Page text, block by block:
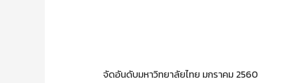
จัดอันดับมหาวิทยาลัยไทย มกราคม 2560